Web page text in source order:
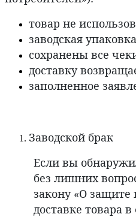
товар не
заводская
сохранены все
доставку
заполненное
Заводской брак
Если вы
без лишних
закону «О защите
доставке товара в